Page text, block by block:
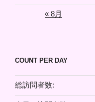
« 8月
COUNT PER DAY
総訪問者数: